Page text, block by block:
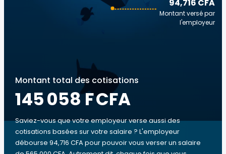
94,716 CFA
Montant versé par
l'employeur
Montant total des cotisations
145 058 F CFA
Saviez-vous que votre employeur verse aussi des
cotisations basées sur votre salaire ? L'employeur
débourse 94,716 CFA pour pouvoir vous verser un salaire